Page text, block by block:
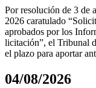
Por resolución de 3 de
2026 caratulado
aprobados por los
licitación”, el Tribunal
el plazo para aportar
04/08/2026